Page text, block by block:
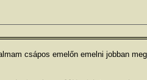
csápos emelőn emelni jobban